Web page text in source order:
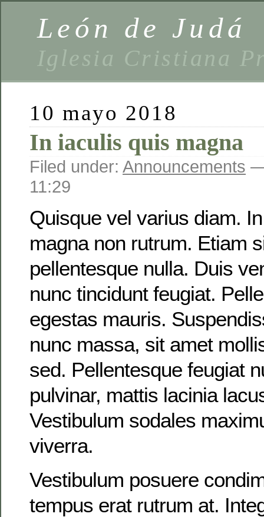
León de Judá
Iglesia Cristiana
10 mayo 2018
In iaculis quis magna
Filed under: Announcements —
11:29
Quisque vel varius diam.
magna non rutrum. Etiam
pellentesque nulla. Duis
nunc tincidunt feugiat.
egestas mauris.
nunc massa, sit amet
sed. Pellentesque feugiat
pulvinar, mattis lacinia
Vestibulum sodales
viverra.
Vestibulum posuere
tempus erat rutrum at.